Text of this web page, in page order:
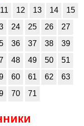
11 12 13 14
15
24 25 26
27
36 37 38
39
48 49 50
51
60 61 62
63
70 71